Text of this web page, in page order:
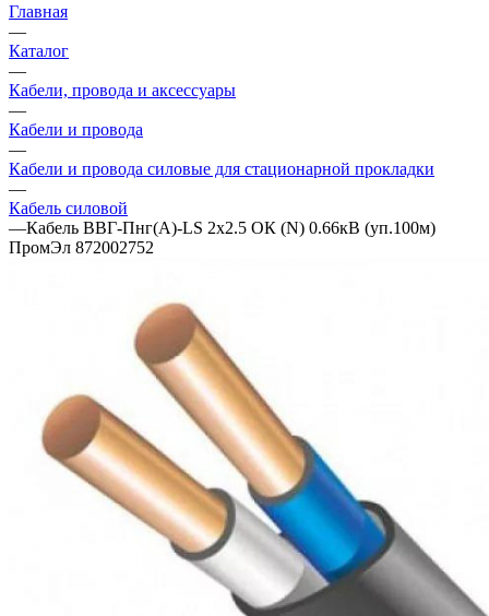
Главная
—
Каталог
—
Кабели, провода и аксессуары
—
Кабели и провода
—
Кабели и провода силовые для стационарной прокладки
—
Кабель силовой
—Кабель ВВГ-Пнг(А)-LS 2х2.5 ОК (N) 0.66кВ (уп.100м)
ПромЭл 872002752